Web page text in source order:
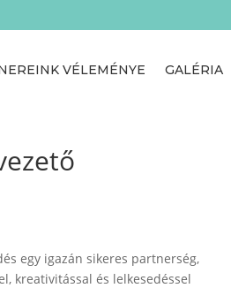
VÉLEMÉNYE GALÉRIA
egy igazán sikeres partnerség,
kreativitással és lelkesedéssel